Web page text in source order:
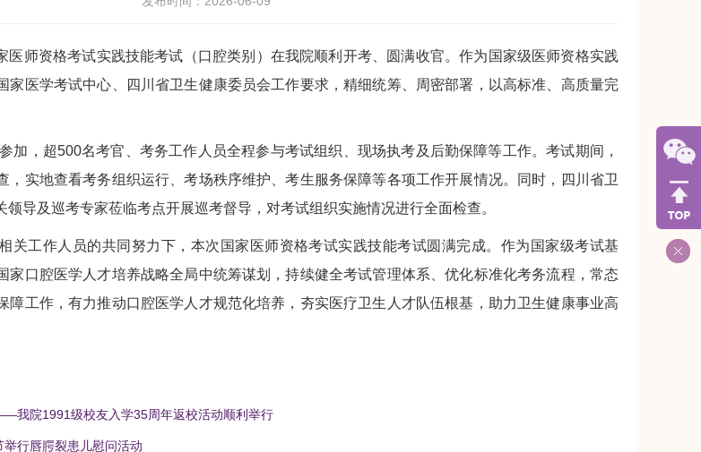
医师资格考试实践技能考试（口腔类别）在我院顺利开考、圆满收官。作为国家级医师资格实践
家医学考试中心、四川省卫生健康委员会工作要求，精细统筹、周密部署，以高标准、高质量完
加，超500名考官、考务工作人员全程参与考试组织、现场执考及后勤保障等工作。考试期间，
，实地查看考务组织运行、考场秩序维护、考生服务保障等各项工作开展情况。同时，四川省卫
导及巡考专家莅临考点开展巡考督导，对考试组织实施情况进行全面检查。
关工作人员的共同努力下，本次国家医师资格考试实践技能考试圆满完成。作为国家级考试基
家口腔医学人才培养战略全局中统筹谋划，持续健全考试管理体系、优化标准化考务流程，常态
障工作，有力推动口腔医学人才规范化培养，夯实医疗卫生人才队伍根基，助力卫生健康事业高
我院1991级校友入学35周年返校活动顺利举行
举行唇腭裂患儿慰问活动